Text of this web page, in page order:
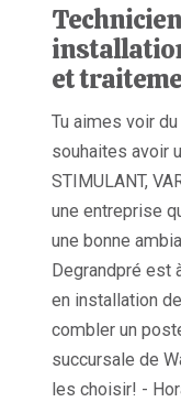
et
Tu aimes voir
souhaites avoir
STIMULANT,
une entreprise
une bonne
Degrandpré est
en installation
combler un
succursale de
les choisir! -